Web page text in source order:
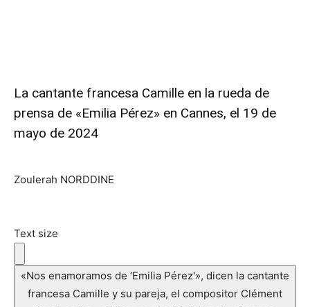
La cantante francesa Camille en la rueda de
prensa de «Emilia Pérez» en Cannes, el 19 de
mayo de 2024
Zoulerah NORDDINE
Text size
«Nos enamoramos de ‘Emilia Pérez'», dicen la cantante
francesa Camille y su pareja, el compositor Clément